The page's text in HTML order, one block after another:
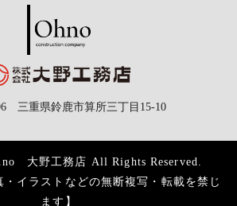
三重県鈴鹿市算所三丁目15-10
大野工務店 All Rights Reserved.
・イラストなどの無断複写・転載を禁じ
ます】